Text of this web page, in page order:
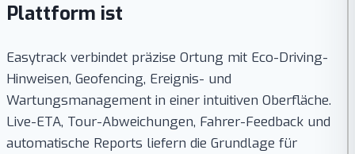
Plattform ist
Easytrack verbindet präzise Ortung mit Eco-Driving-
Hinweisen, Geofencing, Ereignis- und
Wartungsmanagement in einer intuitiven Oberfläche.
Live-ETA, Tour-Abweichungen, Fahrer-Feedback und
automatische Reports liefern die Grundlage für